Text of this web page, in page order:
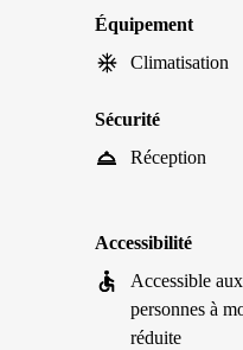
Équipement
Climatisation
Sécurité
Réception
Accessibilité
Accessible aux
personnes à
réduite